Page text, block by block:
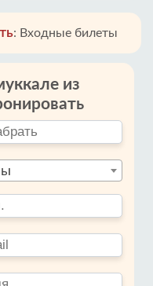
: Входные билеты
из